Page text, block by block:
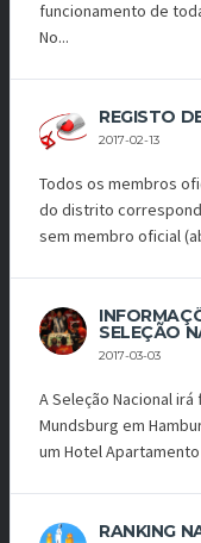
funcionamento de
No...
REGISTO
2017-02-13
Todos os membros
do distrito
sem membro oficial
SELEÇÃO
2017-03-03
A Seleção Nacional
Mundsburg em
um Hotel
RANKING